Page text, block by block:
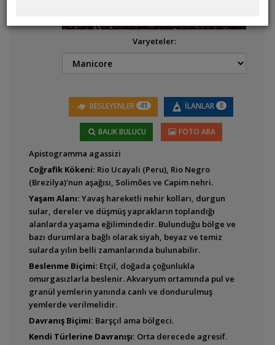
Aequidens patricki
Aequidens
portalegrensis
(Kahverengi Acara -
Port Acara)
Aequidens pulcher
(Blue Acara)
Aequidens sp.
Goldsaum (Green
Terror)
Aequidens sp.
Varyeteler:
BESLEYENLER 41 İLANLAR 8
BALIK BULUCU FOTO ARA
Apistogramma agassizi
Coğrafik Kökeni: Rio Ucayali (Peru), Rio Negro
(Brezilya)'nun aşağısı, Solimões ve Capim nehri.
Yaşam Alanı: Yavaş hareketli nehir kolları, durgun
sular, dereler ve düşmüş yaprakların toplandığı
alanlarda yaşama eğilimindedir. Bulunduğu bölge ve
bazı durumlara bağlı olarak siyah, beyaz ve temiz
sularda yılın belli zamanlarında bulunabilir.
Beslenme Biçimi: Etçil, doğada çoğunlukla
omurgasızlarla beslenir. Akvaryum ortamında pul ve
granül yemlerin yanında canlı ve dondurulmuş
yemlerde verilmelidir.
Davranış Biçimi: Barşçıl ama bölgeci.
Kendi Türlerine Davranışı: Orta derecede agresif.